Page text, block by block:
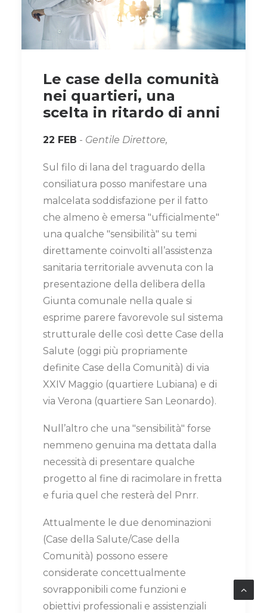
Le case della comunità
nei quartieri, una
scelta in ritardo di anni
22 FEB - Gentile Direttore,
Sul filo di lana del traguardo della
consiliatura posso manifestare una
malcelata soddisfazione per il fatto
che almeno è emersa "ufficialmente"
una qualche "sensibilità" su temi
direttamente coinvolti all’assistenza
sanitaria territoriale avvenuta con la
presentazione della delibera della
Giunta comunale nella quale si
esprime parere favorevole sul sistema
strutturale delle così dette Case della
Salute (oggi più propriamente
definite Case della Comunità) di via
XXIV Maggio (quartiere Lubiana) e di
via Verona (quartiere San Leonardo).
Null’altro che una "sensibilità" forse
nemmeno genuina ma dettata dalla
necessità di presentare qualche
progetto al fine di racimolare in fretta
e furia quel che resterà del Pnrr.
Attualmente le due denominazioni
(Case della Salute/Case della
Comunità) possono essere
considerate concettualmente
sovrapponibili come funzioni e
obiettivi professionali e assistenziali